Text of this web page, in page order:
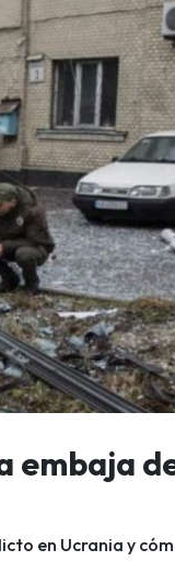
embaja
en Ucrania y